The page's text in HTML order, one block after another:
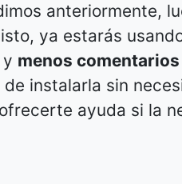
anteriormente,
ya estarás
menos comentarios
instalarla sin
ayuda si la